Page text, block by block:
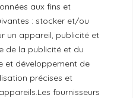
aux fins et
: stocker et/ou
un appareil, publicité et
de la publicité et du
et développement de
précises et
fournisseurs